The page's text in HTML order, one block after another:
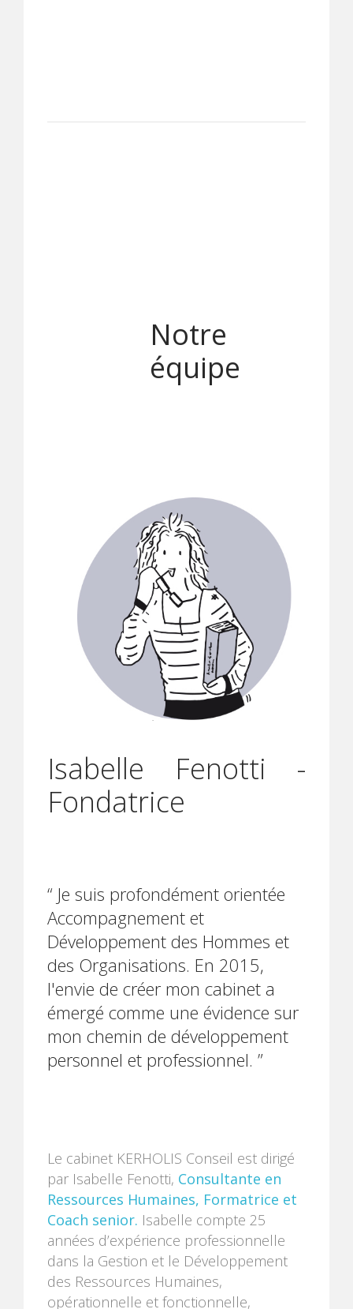
Notre
équipe
Isabelle Fenotti -
Fondatrice
“ Je suis profondément orientée
Accompagnement et
Développement des Hommes et
des Organisations. En 2015,
l'envie de créer mon cabinet a
émergé comme une évidence sur
mon chemin de développement
personnel et professionnel. ”
Le cabinet KERHOLIS Conseil est dirigé
par Isabelle Fenotti, Consultante en
Ressources Humaines, Formatrice et
Coach senior. Isabelle compte 25
années d’expérience professionnelle
dans la Gestion et le Développement
des Ressources Humaines,
opérationnelle et fonctionnelle,